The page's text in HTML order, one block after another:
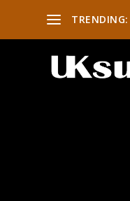
TRENDING: